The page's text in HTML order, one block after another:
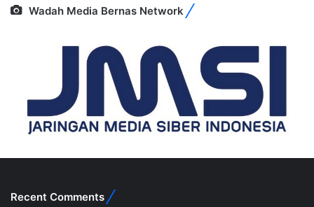
Wadah Media Bernas Network
Recent Comments